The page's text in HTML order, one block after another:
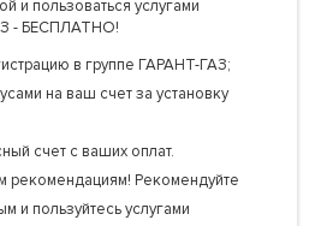
и пользоваться услугами
- БЕСПЛАТНО!
в группе ГАРАНТ-ГАЗ;
на ваш счет за установку
счет с ваших оплат.
рекомендациям! Рекомендуйте
и пользуйтесь услугами